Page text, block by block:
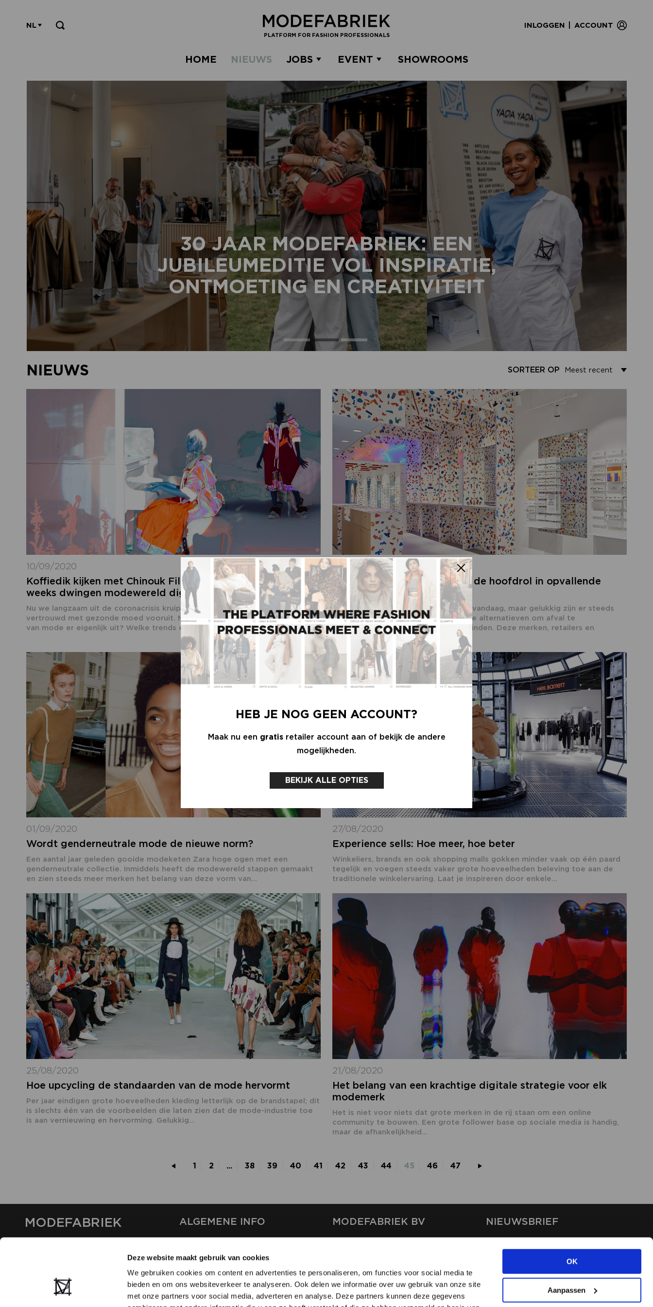
Deze website maakt gebruik van cookies
We gebruiken cookies om content en advertenties te personaliseren, om functies voor social media te
bieden en om ons websiteverkeer te analyseren. Ook delen we informatie over uw gebruik van onze site
met onze partners voor social media, adverteren en analyse. Deze partners kunnen deze gegevens
OK
Aanpassen
PLATFORM FOR FASHION PROFESSIONALS
INLOGGEN ACCOUNT
NL
HOME NIEUWS JOBS EVENT SHOWROOMS
HEB JE NOG GEEN ACCOUNT?
Maak nu een gratisretailer account aan of bekijk de andere
mogelijkheden.
BEKIJK ALLE OPTIES
30 JAAR MODEFABRIEK: EEN
JUBILEUMEDITIE VOL INSPIRATIE,
ONTMOETING EN CREATIVITEIT
NIEUWS SORTEER OP
10/09/2020
Koffiedik kijken met Chinouk Filique: ‘Afgelaste fashion
weeks dwingen modewereld digitaal te worden’
Nu we langzaam uit de coronacrisis kruipen, kijkt de modewereld zoals
vertrouwd met gezonde moed vooruit. Maar hoe ziet die nabije toekomst
van mode er eigenlijk uit? Welke trends en...
07/09/2020
Reuse and recycle: Plastic in de hoofdrol in opvallende
retailconcepten
Single-use plastics zijn de duivel van vandaag, maar gelukkig zijn er steeds
meer mogelijkheden en vernieuwende alternatieven om afval te
(her)gebruiken voor creatieve doeleinden. Deze merken, retailers en
architecten hebben...
01/09/2020
Wordt genderneutrale mode de nieuwe norm?
Een aantal jaar geleden gooide modeketen Zara hoge ogen met een
genderneutrale collectie. Inmiddels heeft de modewereld stappen gemaakt
en zien steeds meer merken het belang van deze vorm van...
27/08/2020
Experience sells: Hoe meer, hoe beter
Winkeliers, brands en ook shopping malls gokken minder vaak op één paard
tegelijk en voegen steeds vaker grote hoeveelheden beleving toe aan de
traditionele winkelervaring. Laat je inspireren door enkele...
25/08/2020
Hoe upcycling de standaarden van de mode hervormt
Per jaar eindigen grote hoeveelheden kleding letterlijk op de brandstapel; dit
is slechts één van de voorbeelden die laten zien dat de mode-industrie toe
is aan vernieuwing en hervorming. Gelukkig...
21/08/2020
Het belang van een krachtige digitale strategie voor elk
modemerk
Het is niet voor niets dat grote merken in de rij staan om een online
community te bouwen. Een grote follower base op sociale media is handig,
maar de afhankelijkheid...
1 2 ... 38 39 40 41 42 43 44 45 46 47
MODEFABRIEK ALGEMENE INFO
CONTACT
PARTNERS
ADVERTEREN
MODEFABRIEK BV
SHIFT
NIEUWSBRIEF
laatste nieuws via de
INSCHRIJVEN